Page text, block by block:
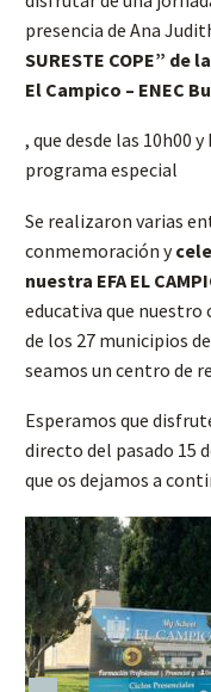
presencia de Ana
SURESTE COPE” de
El Campico – ENEC
, que desde las 10h00
programa especial
Se realizaron varias
conmemoración y
nuestra EFA EL
educativa que
de los 27 municipios
seamos un centro de
Esperamos que
directo del pasado 15
que os dejamos a